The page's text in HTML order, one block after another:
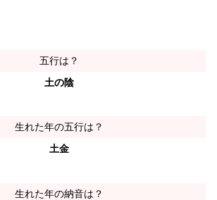
五行は？
土の陰
生れた年の五行は？
土金
生れた年の納音は？